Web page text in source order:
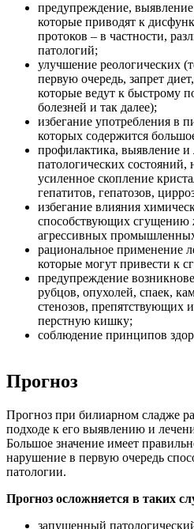
предупреждение,
которые приводят к
протоков – в частности,
патологий;
улучшение реологических
первую очередь, запрет
которые ведут к быстрому
болезней и так далее);
избегание употребления в
которых содержится
профилактика, выявление и
патологических состояний,
усиленное скопление
гепатитов, гепатозов,
избегание влияния
способствующих сгущению
агрессивных
рациональное применение
которые могут привести к
предупреждение
рубцов, опухолей, спаек,
стенозов, препятствующих
перстную кишку;
соблюдение принципов
Прогноз
Прогноз при билиарном сладже
подходе к его выявлению и
Большое значение имеет
нарушение в первую очередь
патологии.
Прогноз осложняется в таких
запущенный